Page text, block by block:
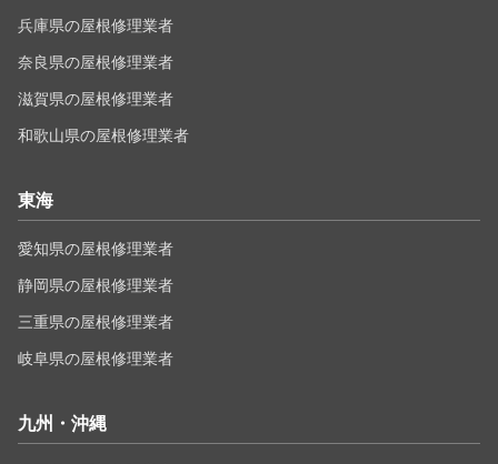
兵庫県の屋根修理業者
奈良県の屋根修理業者
滋賀県の屋根修理業者
和歌山県の屋根修理業者
東海
愛知県の屋根修理業者
静岡県の屋根修理業者
三重県の屋根修理業者
岐阜県の屋根修理業者
九州・沖縄